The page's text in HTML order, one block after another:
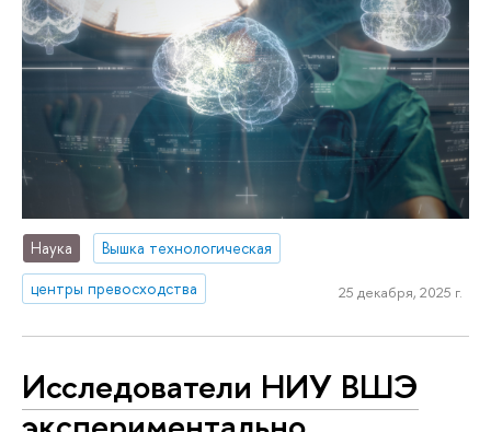
Наука
Вышка технологическая
центры превосходства
25 декабря, 2025 г.
Исследователи НИУ ВШЭ